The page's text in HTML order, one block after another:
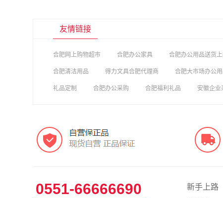
友情链接
合肥网上购物超市 合肥办公家具 合肥办公用品送货上
合肥清洁用品 得力文具合肥代理商 合肥大市场办公
礼品定制 合肥办公采购 合肥福利礼品 安徽企业
0551-66666690 新手上路